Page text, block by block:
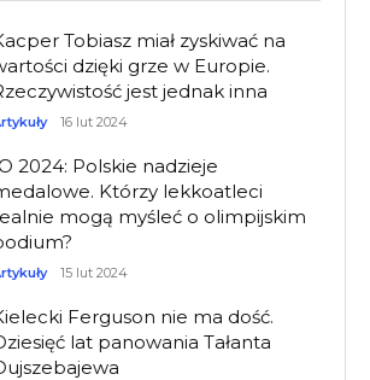
Tobiasz miał zyskiwać na
dzięki grze w Europie.
jest jednak inna
16 lut 2024
2024: Polskie nadzieje
Którzy lekkoatleci
mogą myśleć o olimpijskim
15 lut 2024
Ferguson nie ma dość.
lat panowania Tałanta